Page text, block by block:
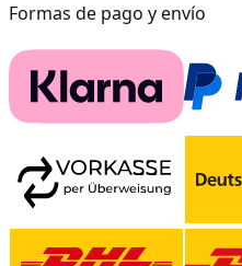
Formas de pago y envío